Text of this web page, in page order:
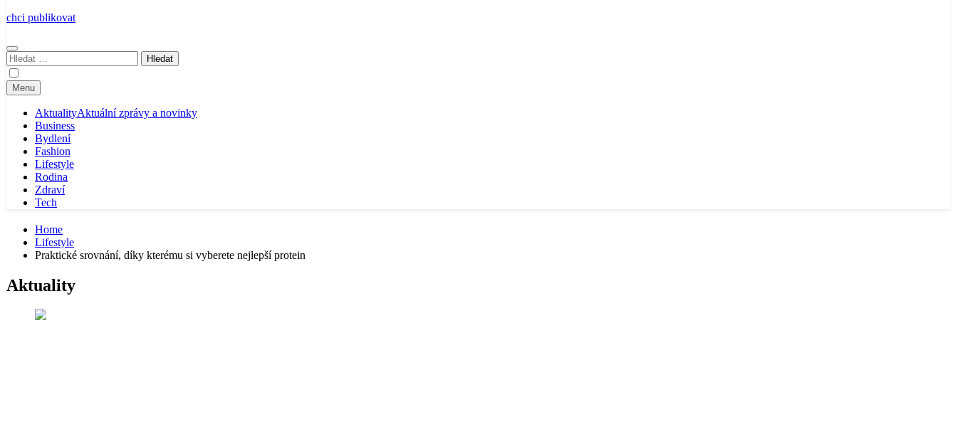
chci publikovat
Vyhledávání
Menu
AktualityAktuální zprávy a novinky
Business
Bydlení
Fashion
Lifestyle
Rodina
Zdraví
Tech
Home
Lifestyle
Praktické srovnání, díky kterému si vyberete nejlepší protein
Aktuality